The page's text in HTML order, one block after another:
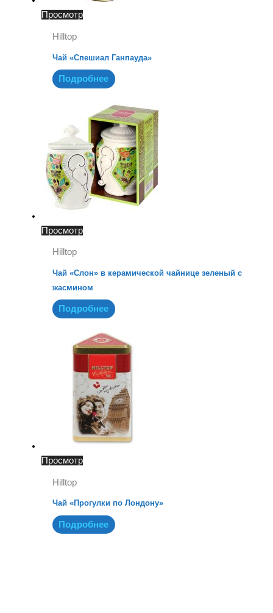
Просмотр
Hilltop
Чай «Спешиал Ганпауда»
Подробнее
Просмотр
Hilltop
Чай «Слон» в керамической чайнице зеленый с
жасмином
Подробнее
Просмотр
Hilltop
Чай «Прогулки по Лондону»
Подробнее